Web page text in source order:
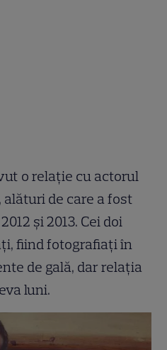
o relație cu actorul
, alături de care a fost
și 2013. Cei doi
fiind fotografiați în
de gală, dar relația
luni.